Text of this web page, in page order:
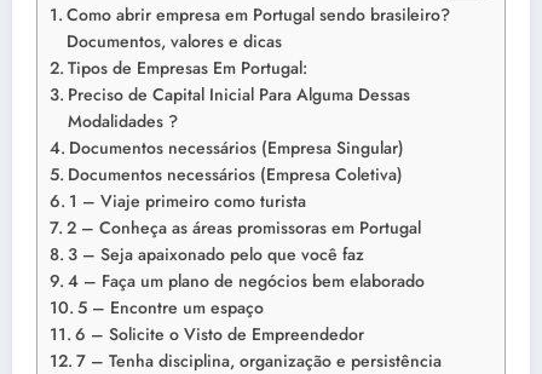
Como abrir empresa em Portugal sendo brasileiro?
Documentos, valores e dicas
Tipos de Empresas Em Portugal:
Preciso de Capital Inicial Para Alguma Dessas
Modalidades ?
Documentos necessários (Empresa Singular)
Documentos necessários (Empresa Coletiva)
1 – Viaje primeiro como turista
2 – Conheça as áreas promissoras em Portugal
3 – Seja apaixonado pelo que você faz
4 – Faça um plano de negócios bem elaborado
5 – Encontre um espaço
6 – Solicite o Visto de Empreendedor
7 – Tenha disciplina, organização e persistência